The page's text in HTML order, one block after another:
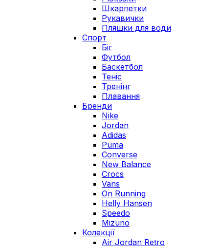
Шкарпетки
Рукавички
Пляшки для води
Спорт
Біг
Футбол
Баскетбол
Теніс
Тренінг
Плавання
Бренди
Nike
Jordan
Adidas
Puma
Converse
New Balance
Crocs
Vans
On Running
Helly Hansen
Speedo
Mizuno
Колекції
Air Jordan Retro